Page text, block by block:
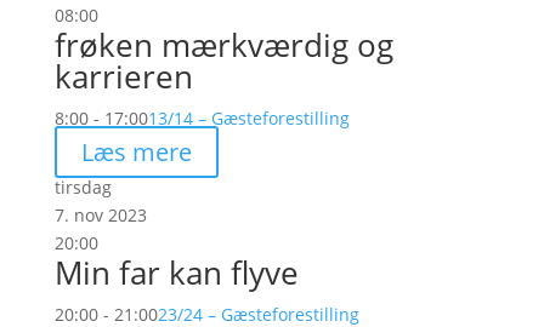
08:00
frøken mærkværdig og
karrieren
8:00 - 17:0013/14 – Gæsteforestilling
Læs mere
tirsdag
7. nov 2023
20:00
Min far kan flyve
20:00 - 21:0023/24 – Gæsteforestilling